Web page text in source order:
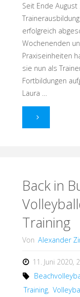
Seit Ende
erfolgreich
Wochenenden
Praxiseinheiten
sie nun als
Fortbildungen
Laura …
"Neue
Trainerin
bei
den
Volleyballern"
Back in
Training
Von Alexander
11. Juni 2020,
Training,